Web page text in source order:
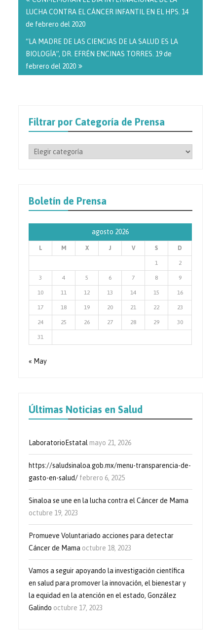
entradas
LUCHA CONTRA EL CÁNCER INFANTIL EN EL HPS. 14
de febrero del 2020
“LA MADRE DE LAS CIENCIAS DE LA SALUD ES LA
BIOLOGÍA”, DR. EFRÉN ENCINAS TORRES. 19 de
febrero del 2020
Filtrar por Categoría de Prensa
Filtrar
Prensa
Boletín de Prensa
agosto 2026
L M X J V S D
1 2
3 4 5 6 7 8 9
10 11 12 13 14 15 16
17 18 19 20 21 22 23
24 25 26 27 28 29 30
31
« May
Últimas Noticias en Salud
LaboratorioEstatal mayo 21, 2026
https://saludsinaloa.gob.mx/menu-transparencia-de-
gasto-en-salud/ febrero 6, 2025
Sinaloa se une en la lucha contra el Cáncer de Mama
octubre 19, 2023
Promueve Voluntariado acciones para detectar
Cáncer de Mama octubre 18, 2023
Vamos a seguir apoyando la investigación científica
en salud para promover la innovación, el bienestar y
la equidad en la atención en el estado, González
Galindo octubre 17, 2023